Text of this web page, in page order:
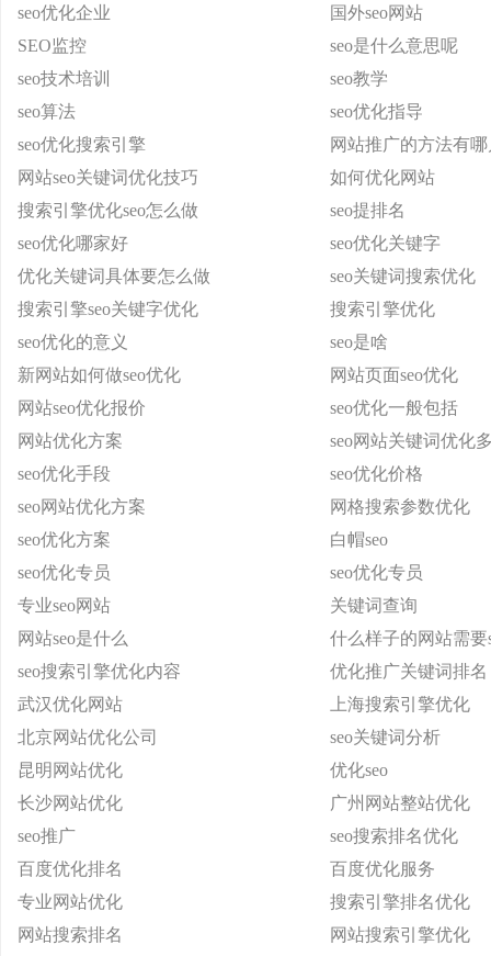
seo优化企业
国外seo网站
SEO监控
seo是什么意思呢
seo技术培训
seo教学
seo算法
seo优化指导
seo优化搜索引擎
网站推广的方法有
网站seo关键词优化技巧
如何优化网站
搜索引擎优化seo怎么做
seo提排名
seo优化哪家好
seo优化关键字
优化关键词具体要怎么做
seo关键词搜索优化
搜索引擎seo关键字优化
搜索引擎优化
seo优化的意义
seo是啥
新网站如何做seo优化
网站页面seo优化
网站seo优化报价
seo优化一般包括
网站优化方案
seo网站关键词优化
seo优化手段
seo优化价格
seo网站优化方案
网格搜索参数优化
seo优化方案
白帽seo
seo优化专员
seo优化专员
专业seo网站
关键词查询
网站seo是什么
什么样子的网站需要
seo搜索引擎优化内容
优化推广关键词排名
武汉优化网站
上海搜索引擎优化
北京网站优化公司
seo关键词分析
昆明网站优化
优化seo
长沙网站优化
广州网站整站优化
seo推广
seo搜索排名优化
百度优化排名
百度优化服务
专业网站优化
搜索引擎排名优化
网站搜索排名
网站搜索引擎优化